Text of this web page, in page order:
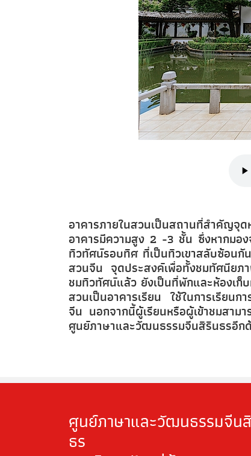
อาคารภายในสวนเป็นสถานที่สำคัญ
อาคารมีความสูง 2 -3 ชั้น ซึ่งหากมอ
ทิวทัศน์รอบทิศ ที่เป็นทิวเขาสลับซ้อนกั
สวนจีน จุดประสงค์เพื่อทั้งชมทัศนียภ
ชมทิวทัศน์แล้ว ยังเป็นที่พักและห้องเ
สวนเป็นอาคารเรียน ใช้ในการเรียน
จีน นอกจากนี้ผู้เรียนหรือผู้เข้าชมสาม
ศูนย์ภาษาและวัฒนธรรมจีนสิรินธรอีก
ศูนย์ภาษาและวัฒนธรรมจีน
ธร